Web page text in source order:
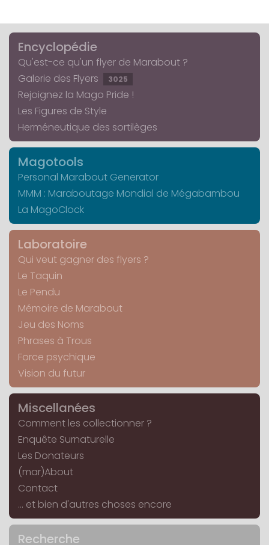
Encyclopédie
Qu'est-ce qu'un flyer de Marabout ?
Galerie des Flyers
3025
Rejoignez la Mago Pride !
Les Figures de Style
Herméneutique des sortilèges
Magotools
Personal Marabout Generator
MMM : Maraboutage Mondial de Mégabambou
La MagoClock
Laboratoire
Qui veut gagner des flyers ?
Le Taquin
Le Pendu
Mémoire de Marabout
Jeu des Noms
Phrases à Trous
Force psychique
Vision du futur
Miscellanées
Comment les collectionner ?
Enquête Surnaturelle
Les Donateurs
(mar)About
Contact
... et bien d'autres choses encore
Recherche